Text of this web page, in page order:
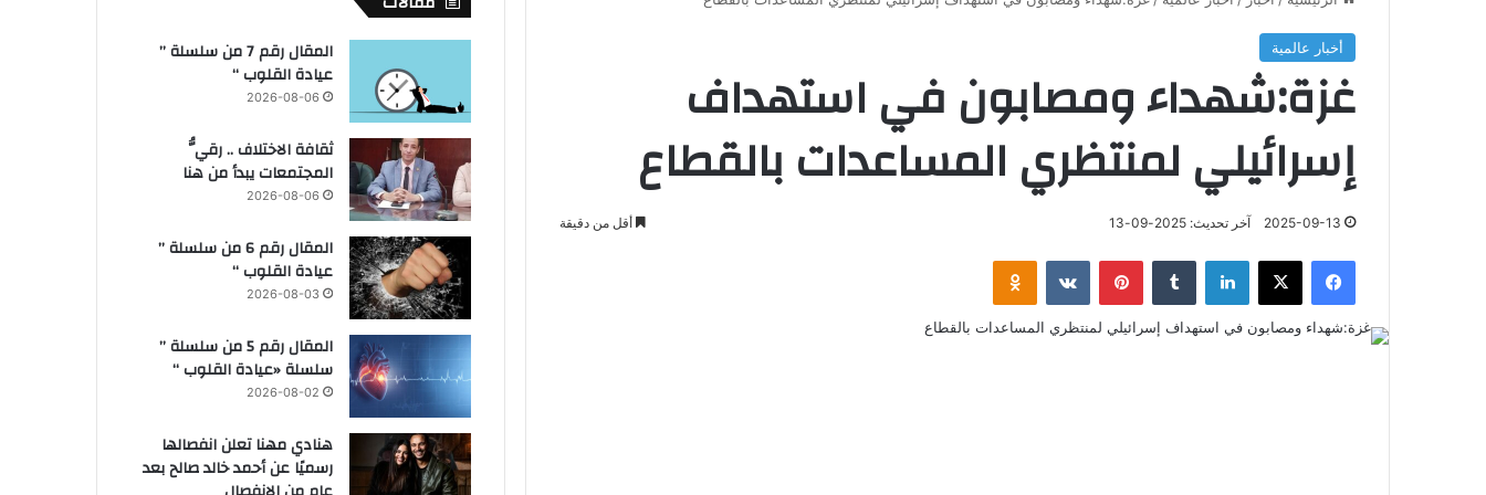
أخبار عالمية
غزة:شهداء ومصابون في استهداف
إسرائيلي لمنتظري المساعدات بالقطاع
2025-09-13 آخر تحديث: 2025-09-13 أقل من دقيقة
فيسبوك لينكدإن بينتيريست
المقال رقم 7 من سلسلة ”
عيادة القلوب “
2026-08-06
ثقافة الاختلاف .. رقيُّ
المجتمعات يبدأ من هنا
2026-08-06
المقال رقم 6 من سلسلة ”
عيادة القلوب “
2026-08-03
المقال رقم 5 من سلسلة ”
سلسلة «عيادة القلوب “
2026-08-02
هنادي مهنا تعلن انفصالها
رسميًا عن أحمد خالد صالح بعد